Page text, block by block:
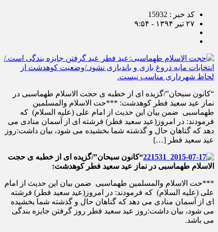
کد خبر : 15932
۲۷ تیر ۱۳۹۴ - ۹:۵۴
“کانون سبحان”/گزیده ای از خطبه ی حجت الاسلام طهماسبی در
نماز عید سعید فطر کوهدشت: ***حت الاسلام والمسلمین
طهماسبی ضمن بیان این حدیث از امام علی (علیه السلام) که
فرمودند: در امروز(عید سعید فطر) فرشته ای از آسمان منادی می
دهد که گناهان حال و گذشته شما بخشیده می شود، بیان داشت:روز
عید سعید فطر […]
“کانون سبحان”/گزیده ای از خطبه ی حجت
الاسلام طهماسبی در نماز عید سعید فطر کوهدشت:
***حت الاسلام والمسلمین طهماسبی ضمن بیان این حدیث از امام
علی (علیه السلام) که فرمودند: در امروز(عید سعید فطر) فرشته
ای از آسمان منادی می دهد که گناهان حال و گذشته شما بخشیده
می شود، بیان داشت:روز عید سعید فطر روز گرفتن جایزه بندگی
می باشد.